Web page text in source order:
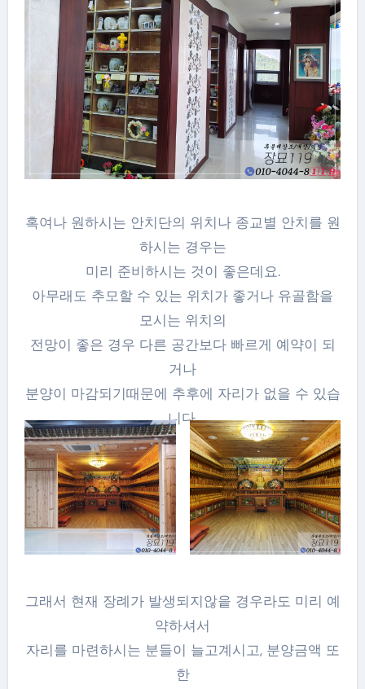
혹여나 원하시는 안치단의 위치나 종교별 안치를 원
하시는 경우는
미리 준비하시는 것이 좋은데요.
아무래도 추모할 수 있는 위치가 좋거나 유골함을
모시는 위치의
전망이 좋은 경우 다른 공간보다 빠르게 예약이 되
거나
분양이 마감되기때문에 추후에 자리가 없을 수 있습
니다.
그래서 현재 장례가 발생되지않읕 경우라도 미리 예
약하셔서
자리를 마련하시는 분들이 늘고계시고, 분양금액 또
한